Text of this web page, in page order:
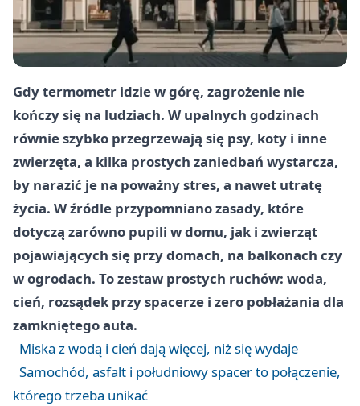
Gdy termometr idzie w górę, zagrożenie nie
kończy się na ludziach. W upalnych godzinach
równie szybko przegrzewają się psy, koty i inne
zwierzęta, a kilka prostych zaniedbań wystarcza,
by narazić je na poważny stres, a nawet utratę
życia. W źródle przypomniano zasady, które
dotyczą zarówno pupili w domu, jak i zwierząt
pojawiających się przy domach, na balkonach czy
w ogrodach. To zestaw prostych ruchów: woda,
cień, rozsądek przy spacerze i zero pobłażania dla
zamkniętego auta.
Miska z wodą i cień dają więcej, niż się wydaje
Samochód, asfalt i południowy spacer to połączenie,
którego trzeba unikać